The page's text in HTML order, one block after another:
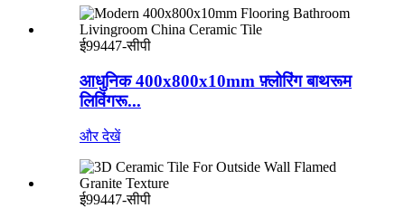
ई99447-सीपी
आधुनिक 400x800x10mm फ़्लोरिंग बाथरूम
लिविंगरू...
और देखें
ई99447-सीपी